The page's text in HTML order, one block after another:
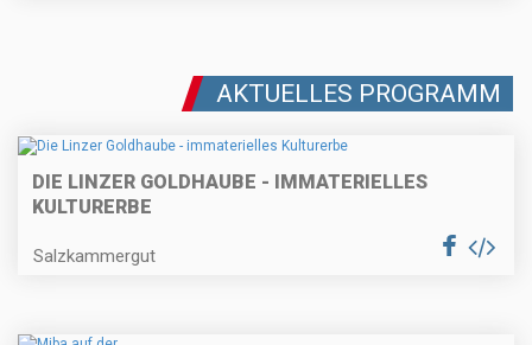
AKTUELLES PROGRAMM
DIE LINZER GOLDHAUBE - IMMATERIELLES
KULTURERBE
Salzkammergut